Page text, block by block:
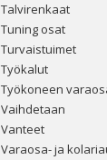
Talvirenkaat
Tuning osat
Turvaistuimet
Työkalut
Työkoneen
Vaihdetaan
Vanteet
Varaosa- ja